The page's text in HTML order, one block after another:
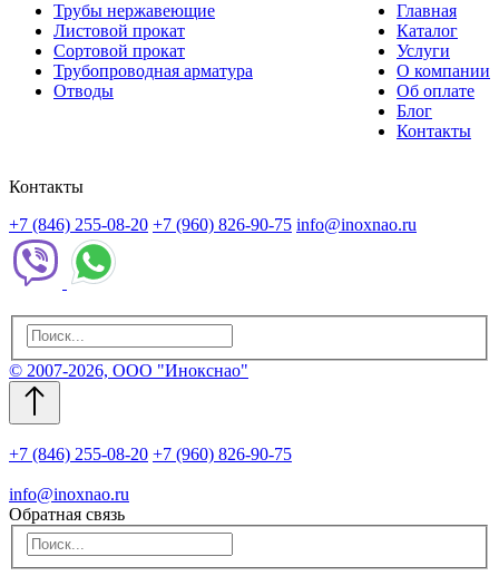
Трубы нержавеющие
Листовой прокат
Сортовой прокат
Трубопроводная арматура
Отводы
Главная
Каталог
Услуги
О компании
Об оплате
Блог
Контакты
Контакты
+7 (846) 255-08-20 +7 (960) 826-90-75 info@inoxnao.ru
© 2007-2026, ООО "Инокснао"
+7 (846) 255-08-20 +7 (960) 826-90-75
info@inoxnao.ru
Обратная связь